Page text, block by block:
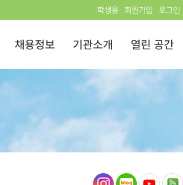
학생용 회원가입 로그인
채용정보 기관소개 열린 공간